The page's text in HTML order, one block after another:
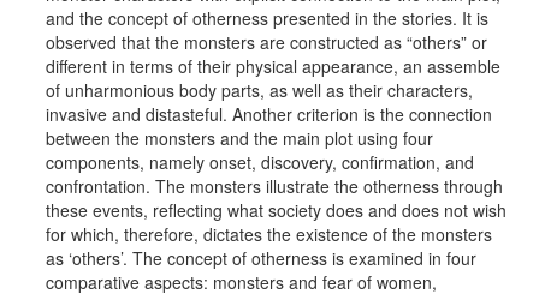
and the concept of otherness presented in the stories. It is
observed that the monsters are constructed as “others” or
different in terms of their physical appearance, an assemble
of unharmonious body parts, as well as their characters,
invasive and distasteful. Another criterion is the connection
between the monsters and the main plot using four
components, namely onset, discovery, confirmation, and
confrontation. The monsters illustrate the otherness through
these events, reflecting what society does and does not wish
for which, therefore, dictates the existence of the monsters
as ‘others’. The concept of otherness is examined in four
comparative aspects: monsters and fear of women,